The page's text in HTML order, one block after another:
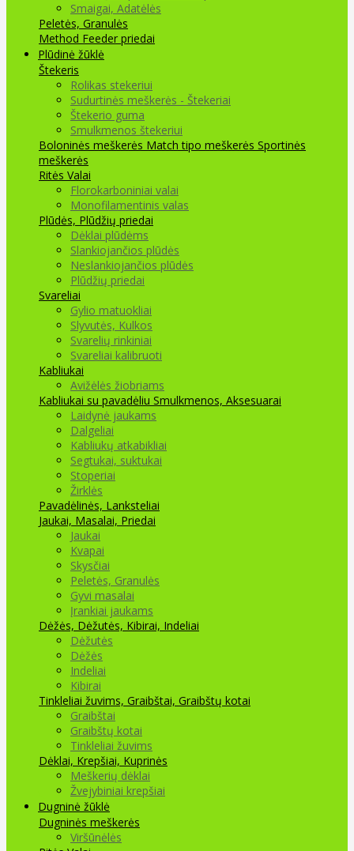
Smaigai, Adatėlės
Peletės, Granulės
Method Feeder priedai
Plūdinė žūklė
Štekeris
Rolikas stekeriui
Sudurtinės meškerės - Štekeriai
Štekerio guma
Smulkmenos štekeriui
Boloninės meškerės Match tipo meškerės Sportinės
meškerės
Ritės Valai
Florokarboniniai valai
Monofilamentinis valas
Plūdės, Plūdžių priedai
Dėklai plūdėms
Slankiojančios plūdės
Neslankiojančios plūdės
Plūdžių priedai
Svareliai
Gylio matuokliai
Slyvutės, Kulkos
Svarelių rinkiniai
Svareliai kalibruoti
Kabliukai
Avižėlės žiobriams
Kabliukai su pavadėliu Smulkmenos, Aksesuarai
Laidynė jaukams
Dalgeliai
Kabliukų atkabikliai
Segtukai, suktukai
Stoperiai
Žirklės
Pavadėlinės, Lanksteliai
Jaukai, Masalai, Priedai
Jaukai
Kvapai
Skysčiai
Peletės, Granulės
Gyvi masalai
Įrankiai jaukams
Dėžės, Dėžutės, Kibirai, Indeliai
Dėžutės
Dėžės
Indeliai
Kibirai
Tinkleliai žuvims, Graibštai, Graibštų kotai
Graibštai
Graibštų kotai
Tinkleliai žuvims
Dėklai, Krepšiai, Kuprinės
Meškerių dėklai
Žvejybiniai krepšiai
Dugninė žūklė
Dugninės meškerės
Viršūnėlės